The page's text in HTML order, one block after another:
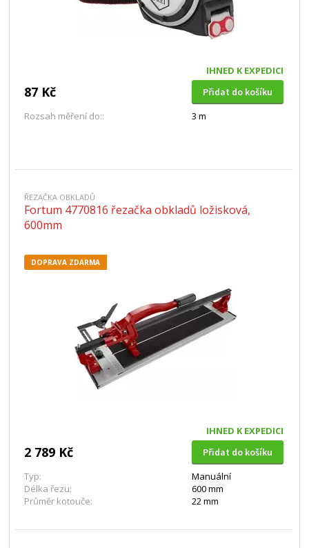
IHNED K EXPEDICI
87 Kč
Přidat do košíku
Rozsah měření do::
3 m
ŘEZAČKA OBKLADŮ
Fortum 4770816 řezačka obkladů ložisková,
600mm
DOPRAVA ZDARMA
IHNED K EXPEDICI
2 789 Kč
Přidat do košíku
Typ:
Manuální
Délka řezu:
600 mm
Průměr kotouče:
22 mm